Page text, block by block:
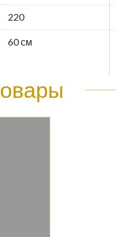
220
60 см